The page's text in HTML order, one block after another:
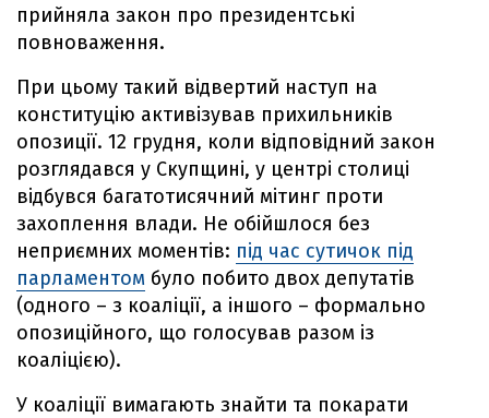
прийняла закон про президентські
повноваження.
При цьому такий відвертий наступ на
конституцію активізував прихильників
опозиції. 12 грудня, коли відповідний закон
розглядався у Скупщині, у центрі столиці
відбувся багатотисячний мітинг проти
захоплення влади. Не обійшлося без
неприємних моментів: під час сутичок під
парламентом було побито двох депутатів
(одного – з коаліції, а іншого – формально
опозиційного, що голосував разом із
коаліцією).
У коаліції вимагають знайти та покарати